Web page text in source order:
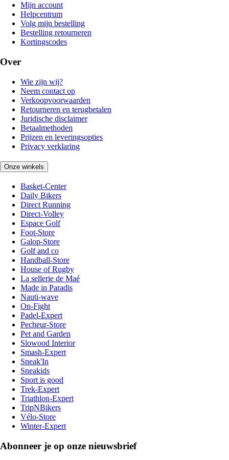
Mijn account
Helpcentrum
Volg mijn bestelling
Bestelling retourneren
Kortingscodes
Over
Wie zijn wij?
Neem contact op
Verkoopvoorwaarden
Retourneren en terugbetalen
Juridische disclaimer
Betaalmethoden
Prijzen en leveringsopties
Privacy verklaring
Onze winkels
Basket-Center
Daily Bikers
Direct Running
Direct-Volley
Espace Golf
Foot-Store
Galop-Store
Golf and co
Handball-Store
House of Rugby
La sellerie de Maé
Made in Paradis
Nauti-wave
On-Fight
Padel-Expert
Pecheur-Store
Pet and Garden
Slowood Interior
Smash-Expert
Sneak'In
Sneakids
Sport is good
Trek-Expert
Triathlon-Expert
TripNBikers
Vélo-Store
Winter-Expert
Abonneer je op onze nieuwsbrief